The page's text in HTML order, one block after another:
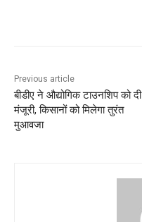
Previous article
बीडीए ने औद्योगिक टाउनशिप को दी
मंजूरी, किसानों को मिलेगा तुरंत
मुआवजा